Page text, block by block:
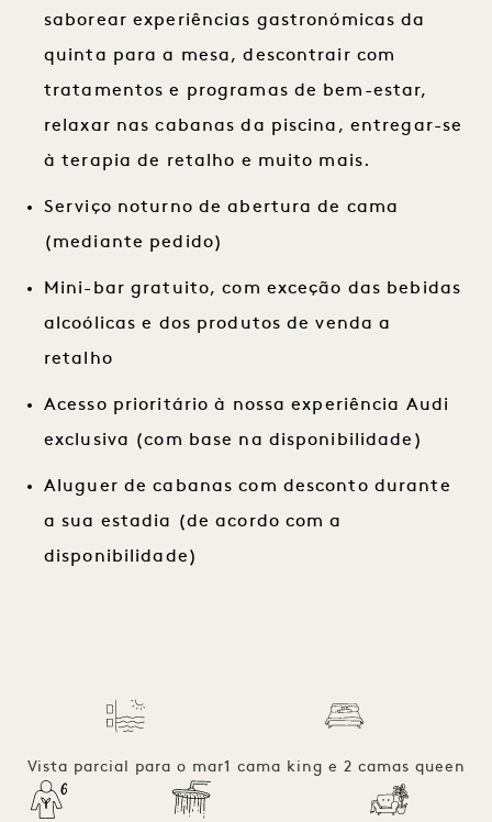
saborear experiências gastronómicas da
quinta para a mesa, descontrair com
tratamentos e programas de bem-estar,
relaxar nas cabanas da piscina, entregar-se
à terapia de retalho e muito mais.
Serviço noturno de abertura de cama
(mediante pedido)
Mini-bar gratuito, com exceção das bebidas
alcoólicas e dos produtos de venda a
retalho
Acesso prioritário à nossa experiência Audi
exclusiva (com base na disponibilidade)
Aluguer de cabanas com desconto durante
a sua estadia (de acordo com a
disponibilidade)
Vista parcial para o mar1 cama king e 2 camas queen